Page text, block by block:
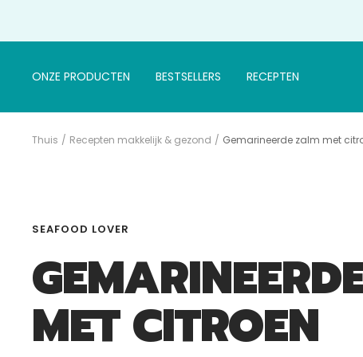
ONZE PRODUCTEN BESTSELLERS RECEPTEN
Thuis Recepten makkelijk & gezond Gemarineerde zalm met
SEAFOOD LOVER
MET CITROEN